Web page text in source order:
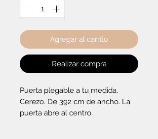
Agregar al carrito
Realizar compra
Puerta plegable a tu medida.
Cerezo. De 392 cm de ancho. La
puerta abre al centro.